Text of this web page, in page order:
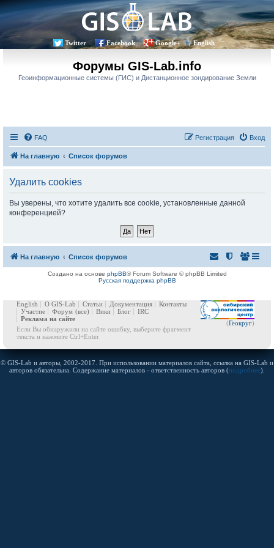
Twitter Facebook Google+ English
Форумы GIS-Lab.info
Геоинформационные системы (ГИС) и Дистанционное зондирование Земли
FAQ Вход
Регистрация
На главную Список форумов
Удалить cookies
Вы уверены, что хотите удалить все cookie, установленные данной
конференцией?
На главную Список форумов
Создано на основе phpBB® Forum Software © phpBB Limited
Русская поддержка phpBB
(Геокруг)
English О GIS-Lab Статьи Документация
Контакты
Участие
Форум (все) Вики Блог
IRC
Реклама на сайте
Если Вы обнаружили на сайте ошибку, выберите фрагмент
текста и нажмите Ctrl+Enter
© GIS-Lab и авторы, 2002-2017. При использовании материалов сайта, ссылка на GIS-Lab и
авторов обязательна. Содержание материалов - ответственность авторов (подробнее).